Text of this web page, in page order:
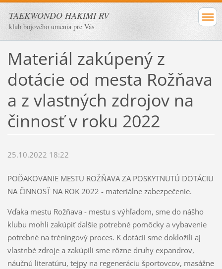
TAEKWONDO HAKIMI RV
klub bojového umenia pre Vás
Materiál zakúpený z
dotácie od mesta Rožňava
a z vlastných zdrojov na
činnosť v roku 2022
25.10.2022 18:22
POĎAKOVANIE MESTU ROŽŇAVA ZA POSKYTNUTÚ DOTÁCIU
NA ČINNOSŤ NA ROK 2022 - materiálne zabezpečenie.
Vďaka mestu Rožňava - mestu s výhľadom, sme do nášho
klubu mohli zakúpiť ďalšie potrebné pomôcky a vybavenie
potrebné na tréningový proces. K dotácii sme dokložili aj
vlastnbé zdroje a zakúpili sme rôzne druhy expandrov,
náučnú literatúru, tejpy na regeneráciu športovcov, masážne